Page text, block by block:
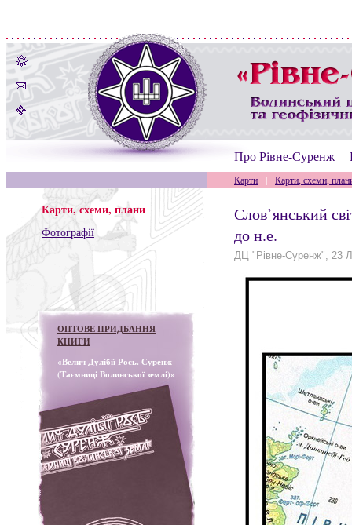
Про Рівне-Суренж
Карти | Карти, схеми,
Карти, схеми, плани
Фотографії
ОПТОВЕ ПРИДБАННЯ
КНИГИ
«Велич Дулібії Рось. Суренж
(Таємниці Волинської землі)»
Слов’янський
до н.е.
ДЦ "Рівне-Суренж", 23